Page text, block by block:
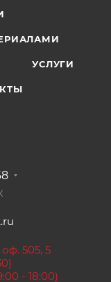
УСЛУГИ
505, 5
- 18:00)